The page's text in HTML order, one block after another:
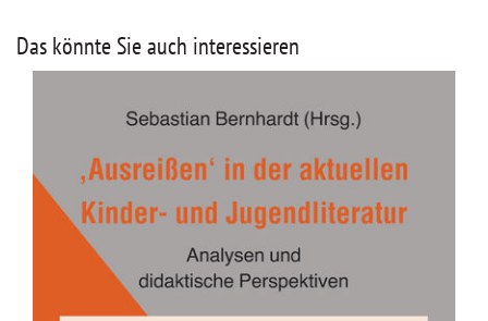
Das könnte Sie auch interessieren